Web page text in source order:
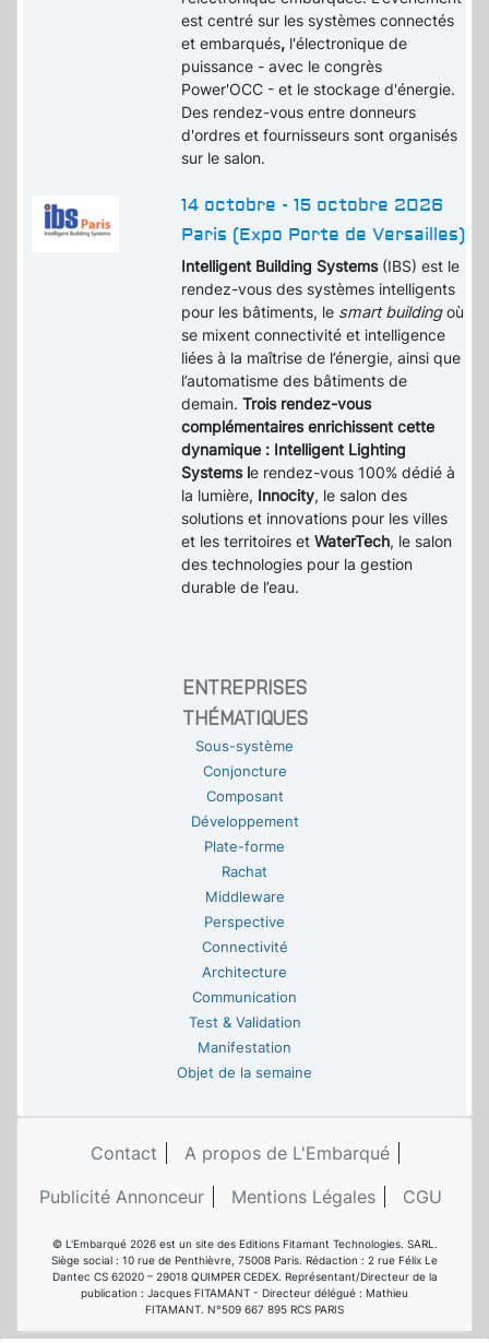
est centré sur les systèmes connectés
et embarqués, l'électronique de
puissance - avec le congrès
Power'OCC - et le stockage d'énergie.
Des rendez-vous entre donneurs
d'ordres et fournisseurs sont organisés
sur le salon.
14 octobre - 15 octobre 2026
Paris (Expo Porte de Versailles)
Intelligent Building Systems(IBS) est le
rendez-vous des systèmes intelligents
pour les bâtiments, le smart buildingoù
se mixent connectivité et intelligence
liées à la maîtrise de l’énergie, ainsi que
l’automatisme des bâtiments de
demain.Trois rendez-vous
complémentaires enrichissent cette
dynamique : Intelligent Lighting
Systems le rendez-vous 100% dédié à
la lumière, Innocity, le salon des
solutions et innovations pour les villes
et les territoires etWaterTech, le salon
des technologies pour la gestion
durable de l’eau.
ENTREPRISES
THÉMATIQUES
Sous-système
Conjoncture
Composant
Développement
Plate-forme
Rachat
Middleware
Perspective
Connectivité
Architecture
Communication
Test & Validation
Manifestation
Objet de la semaine
Contact
A propos de L'Embarqué
Publicité Annonceur
Mentions Légales CGU
© L'Embarqué 2026 est un site des Editions Fitamant Technologies. SARL.
Siège social : 10 rue de Penthièvre, 75008 Paris. Rédaction : 2 rue Félix Le
Dantec CS 62020 – 29018 QUIMPER CEDEX. Représentant/Directeur de la
publication : Jacques FITAMANT - Directeur délégué : Mathieu
FITAMANT. N°509 667 895 RCS PARIS